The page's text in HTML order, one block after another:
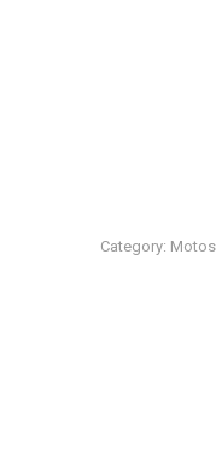
Category: Motos